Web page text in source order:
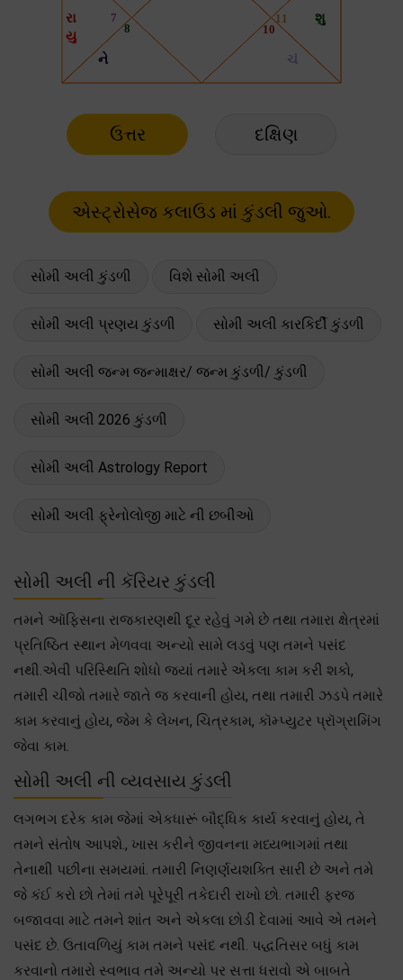
ઉત્તર દક્ષિણ
સોમી અલી કુંડળી વિશે સોમી અલી
સોમી અલી પ્રણય કુંડળી સોમી અલી કારકિર્દી કુંડળી
સોમી અલી જન્મ જન્માક્ષર/ જન્મ કુંડળી/ કુંડળી
સોમી અલી 2026 કુંડળી
સોમી અલી Astrology Report
સોમી અલી ફ્રેનોલોજી માટે ની છબીઓ
સોમી અલી ની કૅરિયર કુંડલી
તમને ઑફિસના રાજકારણથી દૂર રહેવું ગમે છે તથા તમારા ક્ષેત્રમાં
પ્રતિષ્ઠિત સ્થાન મેળવવા અન્યો સામે લડવું પણ તમને પસંદ
નથી.એવી પરિસ્થિતિ શોધો જ્યાં તમારે એકલા કામ કરી શકો,
તમારી ચીજો તમારે જાતે જ કરવાની હોય, તથા તમારી ઝડપે તમારે
કામ કરવાનું હોય, જેમ કે લેખન, ચિત્રકામ, કૉમ્પ્યુટર પ્રૉગ્રામિંગ
જેવા કામ.
સોમી અલી ની વ્યવસાય કુંડલી
લગભગ દરેક કામ જેમાં એકધારૂં બૌદ્ધિક કાર્ય કરવાનું હોય, તે
તમને સંતોષ આપશે., ખાસ કરીને જીવનના મધ્યભાગમાં તથા
તેનાથી પછીના સમયમાં. તમારી નિણર્ણયશક્તિ સારી છે અને તમે
જે કંઈ કરો છો તેમાં તમે પૂરેપૂરી તકેદારી રાખો છો. તમારી ફરજ
બજાવવા માટે તમને શાંત અને એકલા છોડી દેવામાં આવે એ તમને
પસંદ છે. ઉતાવળિયું કામ તમને પસંદ નથી. પદ્ધતિસર બધું કામ
કરવાનો તમારો સ્વભાવ તમે અન્યો પર સત્તા ધરાવો એ બાબતે